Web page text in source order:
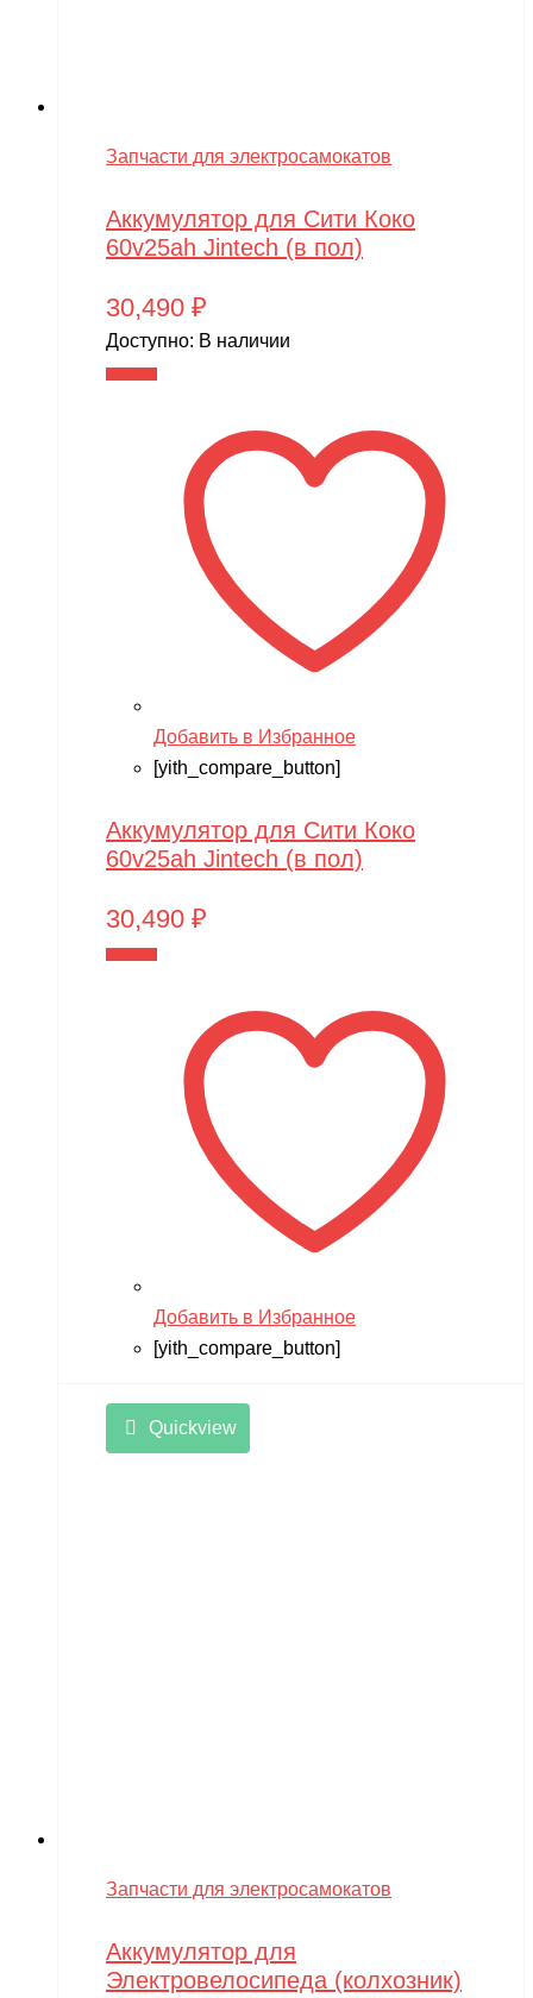
Запчасти для электросамокатов
Аккумулятор для Сити Коко
60v25ah Jintech (в пол)
30,490 ₽
Доступно: В наличии
Добавить в Избранное
[yith_compare_button]
Аккумулятор для Сити Коко
60v25ah Jintech (в пол)
30,490 ₽
Добавить в Избранное
[yith_compare_button]
Quickview
Запчасти для электросамокатов
Аккумулятор для
Электровелосипеда (колхозник)